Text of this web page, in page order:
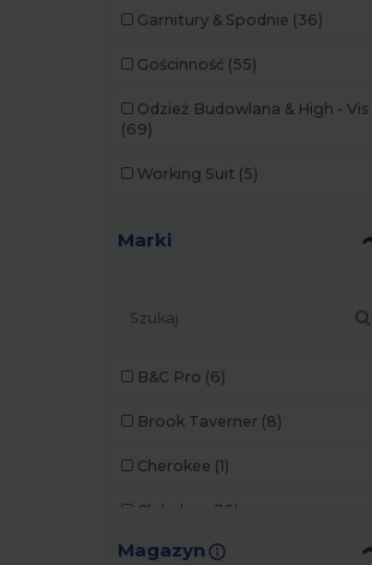
Garnitury & Spodnie (36)
Gościnność (55)
Odzież Budowlana & High - Vis
(69)
Working Suit (5)
Marki
B&C Pro (6)
Brook Taverner (8)
Cherokee (1)
Clubclass (16)
Dickies (1)
Magazyn